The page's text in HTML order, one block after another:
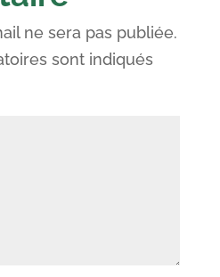
ne sera pas publiée.
sont indiqués